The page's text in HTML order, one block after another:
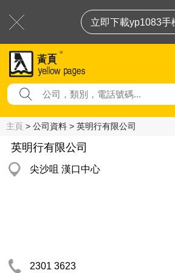
立即下載yp1083手
主頁 > 公司資料 > 英明行有限公司
英明行有限公司
尖沙咀 漢口中心
2301 3623